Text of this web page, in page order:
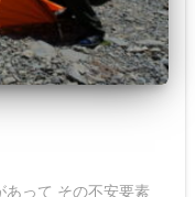
あって その不安要素